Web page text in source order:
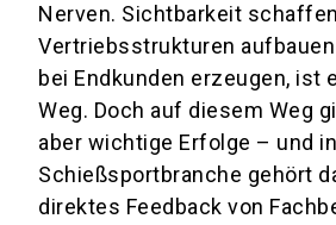
Nerven. Sichtbarkeit
Vertriebsstrukturen
bei Endkunden erzeugen, ist
Weg. Doch auf diesem Weg
aber wichtige Erfolge – und
Schießsportbranche gehört
direktes Feedback von